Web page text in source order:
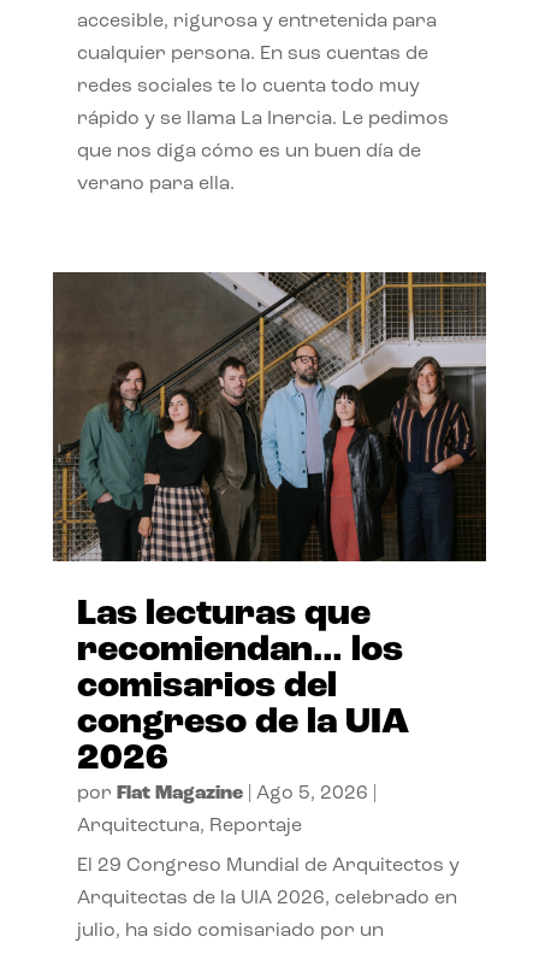
accesible, rigurosa y entretenida para
cualquier persona. En sus cuentas de
redes sociales te lo cuenta todo muy
rápido y se llama La Inercia. Le pedimos
que nos diga cómo es un buen día de
verano para ella.
Las lecturas que
recomiendan… los
comisarios del
congreso de la UIA
2026
por Flat Magazine| Ago 5, 2026
Arquitectura, Reportaje
El 29 Congreso Mundial de Arquitectos y
Arquitectas de la UIA 2026, celebrado en
julio, ha sido comisariado por un